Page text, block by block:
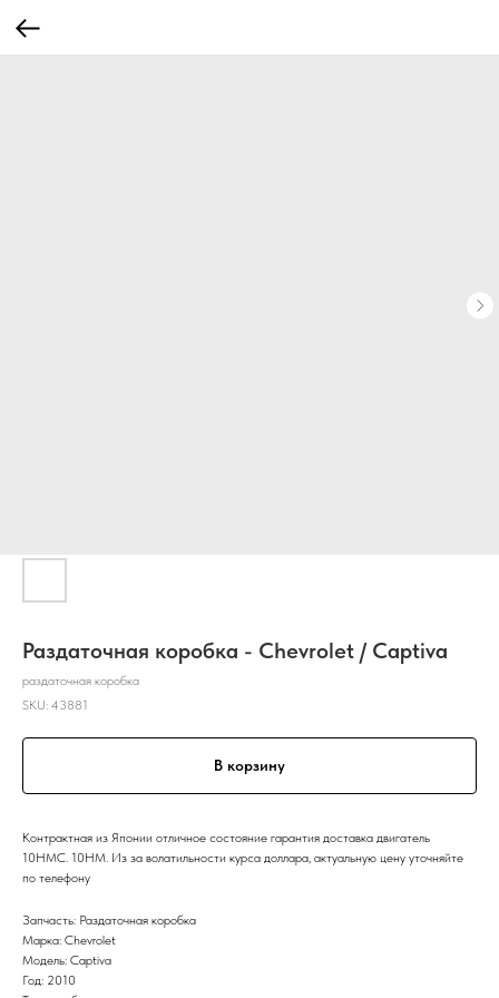
Раздаточная коробка - Chevrolet / Captiva
раздаточная коробка
SKU: 43881
В корзину
Контрактная из Японии отличное состояние гарантия доставка двигатель
10HMC. 10HM. Из за волатильности курса доллара, актуальную цену уточняйте
по телефону
Запчасть: Раздаточная коробка
Марка: Chevrolet
Модель: Captiva
Год: 2010